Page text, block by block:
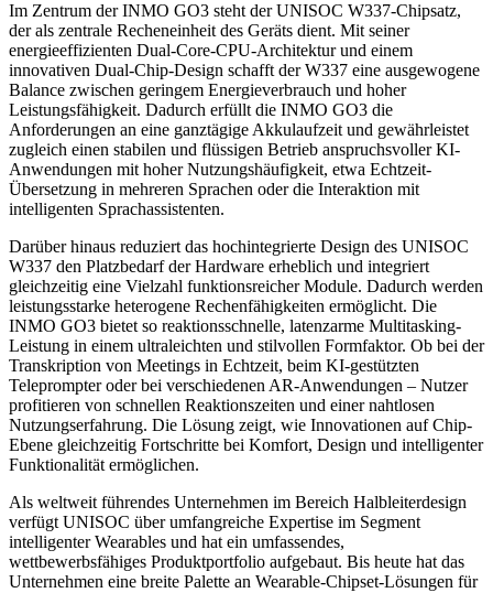
Im Zentrum der INMO GO3 steht der UNISOC W337-Chipsatz,
der als zentrale Recheneinheit des Geräts dient. Mit seiner
energieeffizienten Dual-Core-CPU-Architektur und einem
innovativen Dual-Chip-Design schafft der W337 eine ausgewogene
Balance zwischen geringem Energieverbrauch und hoher
Leistungsfähigkeit. Dadurch erfüllt die INMO GO3 die
Anforderungen an eine ganztägige Akkulaufzeit und gewährleistet
zugleich einen stabilen und flüssigen Betrieb anspruchsvoller KI-
Anwendungen mit hoher Nutzungshäufigkeit, etwa Echtzeit-
Übersetzung in mehreren Sprachen oder die Interaktion mit
intelligenten Sprachassistenten.
Darüber hinaus reduziert das hochintegrierte Design des UNISOC
W337 den Platzbedarf der Hardware erheblich und integriert
gleichzeitig eine Vielzahl funktionsreicher Module. Dadurch werden
leistungsstarke heterogene Rechenfähigkeiten ermöglicht. Die
INMO GO3 bietet so reaktionsschnelle, latenzarme Multitasking-
Leistung in einem ultraleichten und stilvollen Formfaktor. Ob bei der
Transkription von Meetings in Echtzeit, beim KI-gestützten
Teleprompter oder bei verschiedenen AR-Anwendungen – Nutzer
profitieren von schnellen Reaktionszeiten und einer nahtlosen
Nutzungserfahrung. Die Lösung zeigt, wie Innovationen auf Chip-
Ebene gleichzeitig Fortschritte bei Komfort, Design und intelligenter
Funktionalität ermöglichen.
Als weltweit führendes Unternehmen im Bereich Halbleiterdesign
verfügt UNISOC über umfangreiche Expertise im Segment
intelligenter Wearables und hat ein umfassendes,
wettbewerbsfähiges Produktportfolio aufgebaut. Bis heute hat das
Unternehmen eine breite Palette an Wearable-Chipset-Lösungen für